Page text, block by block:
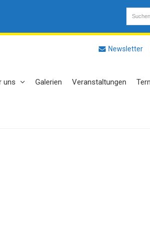
Newsletter
uns Galerien Veranstaltungen